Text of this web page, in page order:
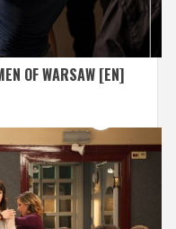
OF WARSAW [EN]